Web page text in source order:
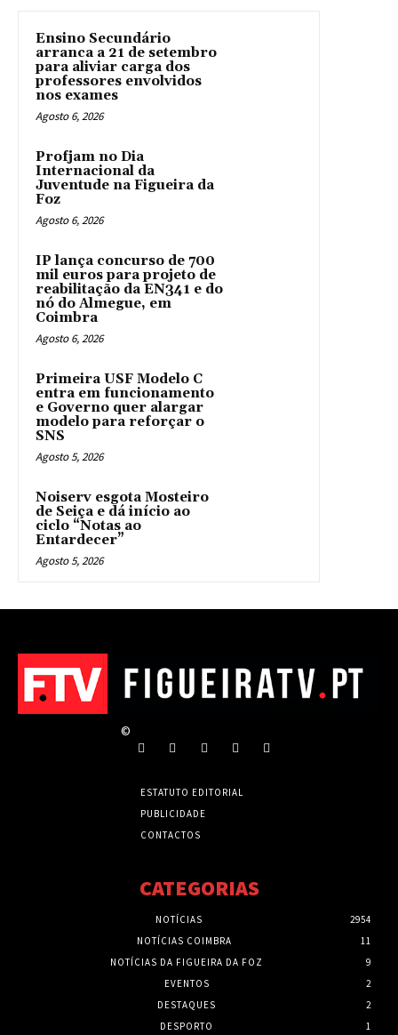
Ensino Secundário
arranca a 21 de setembro
para aliviar carga dos
professores envolvidos
nos exames
Agosto 6, 2026
Profjam no Dia
Internacional da
Juventude na Figueira da
Foz
Agosto 6, 2026
IP lança concurso de 700
mil euros para projeto de
reabilitação da EN341 e do
nó do Almegue, em
Coimbra
Agosto 6, 2026
Primeira USF Modelo C
entra em funcionamento
e Governo quer alargar
modelo para reforçar o
SNS
Agosto 5, 2026
Noiserv esgota Mosteiro
de Seiça e dá início ao
ciclo “Notas ao
Entardecer”
Agosto 5, 2026
©
ESTATUTO EDITORIAL
PUBLICIDADE
CONTACTOS
CATEGORIAS
NOTÍCIAS
2954
NOTÍCIAS COIMBRA
11
NOTÍCIAS DA FIGUEIRA DA FOZ
9
EVENTOS
2
DESTAQUES
2
DESPORTO
1